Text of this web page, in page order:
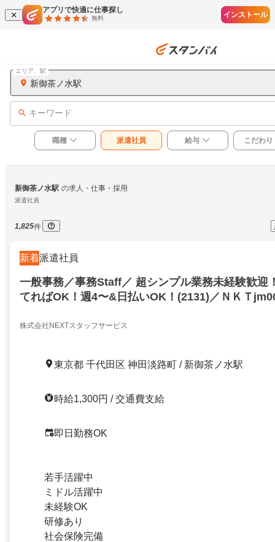
アプリで快適に仕事探し
無料 インストール
新御茶ノ水駅
エリア、駅
キーワード
職種 派遣社員 給与 こだわり
新御茶ノ水駅 の求人・仕事・採用
派遣社員
1,825件
新着派遣社員
一般事務／事務Staff／ 超シンプル業務未経験歓迎
てればOK！週4〜&日払いOK！(2131)／ＮＫＴ
株式会社NEXTスタッフサービス
東京都 千代田区 神田淡路町 / 新御茶ノ水駅
時給1,300円 / 交通費支給
即日勤務OK
若手活躍中
ミドル活躍中
未経験OK
研修あり
社会保険完備